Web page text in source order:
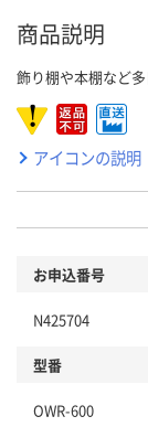
商品説明
飾り棚や本棚など
アイコンの説明
お申込番号
N425704
型番
OWR-600